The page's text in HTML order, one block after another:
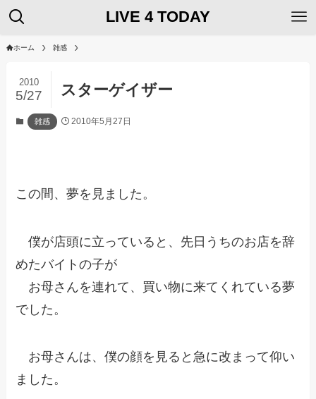
LIVE 4 TODAY
ホーム 雑感
スターゲイザー
2010
5/27
雑感 2010年5月27日
この間、夢を見ました。
僕が店頭に立っていると、先日うちのお店を辞
めたバイトの子が
お母さんを連れて、買い物に来てくれている夢
でした。
お母さんは、僕の顔を見ると急に改まって仰い
ました。